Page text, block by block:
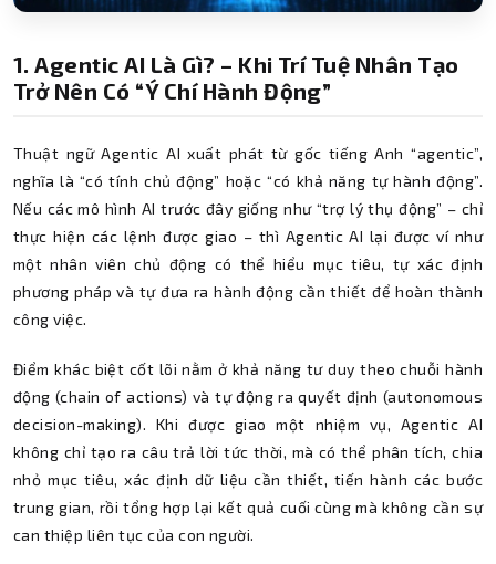
1. Agentic AI Là Gì? – Khi Trí Tuệ Nhân Tạo
Trở Nên Có “ý Chí Hành Động”
Thuật ngữ Agentic AI xuất phát từ gốc tiếng Anh “agentic”,
nghĩa là “có tính chủ động” hoặc “có khả năng tự hành động”.
Nếu các mô hình AI trước đây giống như “trợ lý thụ động” – chỉ
thực hiện các lệnh được giao – thì Agentic AI lại được ví như
một nhân viên chủ động có thể hiểu mục tiêu, tự xác định
phương pháp và tự đưa ra hành động cần thiết để hoàn thành
công việc.
Điểm khác biệt cốt lõi nằm ở khả năng tư duy theo chuỗi hành
động (chain of actions) và tự động ra quyết định (autonomous
decision-making). Khi được giao một nhiệm vụ, Agentic AI
không chỉ tạo ra câu trả lời tức thời, mà có thể phân tích, chia
nhỏ mục tiêu, xác định dữ liệu cần thiết, tiến hành các bước
trung gian, rồi tổng hợp lại kết quả cuối cùng mà không cần sự
can thiệp liên tục của con người.